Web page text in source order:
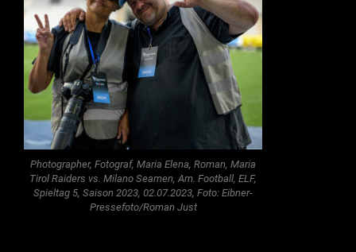
Photographer, Fotograf, Maria Elena, Roman, Maria
Tirol Raiders vs. Milano Seamen, Am. Football, ELF,
Spieltag 5, Saison 2023, 02.07.2023, Foto: Eibner-
Pressefoto/Roman Just